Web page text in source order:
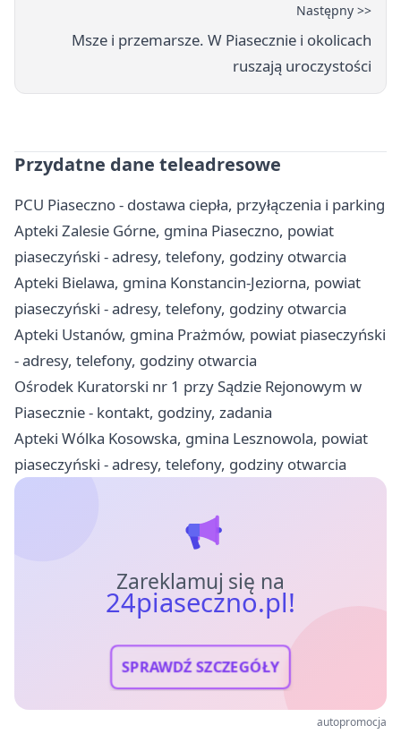
Następny >>
Msze i przemarsze. W Piasecznie i okolicach
ruszają uroczystości
Przydatne dane teleadresowe
PCU Piaseczno - dostawa ciepła, przyłączenia i parking
Apteki Zalesie Górne, gmina Piaseczno, powiat
piaseczyński - adresy, telefony, godziny otwarcia
Apteki Bielawa, gmina Konstancin-Jeziorna, powiat
piaseczyński - adresy, telefony, godziny otwarcia
Apteki Ustanów, gmina Prażmów, powiat piaseczyński
- adresy, telefony, godziny otwarcia
Ośrodek Kuratorski nr 1 przy Sądzie Rejonowym w
Piasecznie - kontakt, godziny, zadania
Apteki Wólka Kosowska, gmina Lesznowola, powiat
piaseczyński - adresy, telefony, godziny otwarcia
Zareklamuj się na
24piaseczno.pl!
SPRAWDŹ SZCZEGÓŁY
autopromocja